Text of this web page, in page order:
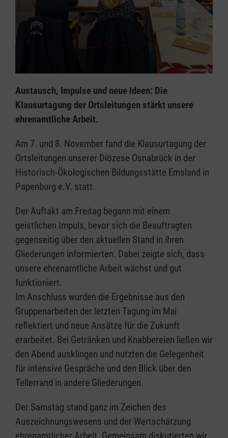
Austausch, Impulse und neue Ideen: Die
Klausurtagung der Ortsleitungen stärkt unsere
ehrenamtliche Arbeit.
Am 7. und 8. November fand die Klausurtagung der
Ortsleitungen unserer Diözese Osnabrück in der
Historisch-Ökologischen Bildungsstätte Emsland in
Papenburg e.V. statt.
Der Auftakt am Freitag begann mit einem
geistlichen Impuls, bevor sich die Beauftragten
gegenseitig über den aktuellen Stand in ihren
Gliederungen informierten. Dabei zeigte sich, dass
unsere ehrenamtliche Arbeit wächst und gut
funktioniert.
Im Anschluss wurden die Ergebnisse aus den
Gruppenarbeiten der letzten Tagung im Mai
reflektiert und neue Ansätze für die Zukunft
erarbeitet. Bei Getränken und Knabbereien ließen wir
den Abend ausklingen und nutzten die Gelegenheit
für intensive Gespräche und den Blick über den
Tellerrand in andere Gliederungen.
Der Samstag stand ganz im Zeichen des
Auszeichnungswesens und der Wertschätzung